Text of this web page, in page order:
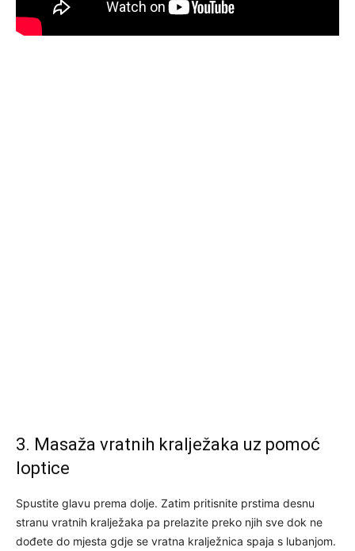
3. Masaža vratnih kralježaka uz pomoć
loptice
Spustite glavu prema dolje. Zatim pritisnite prstima desnu
stranu vratnih kralježaka pa prelazite preko njih sve dok ne
dođete do mjesta gdje se vratna kralježnica spaja s lubanjom.